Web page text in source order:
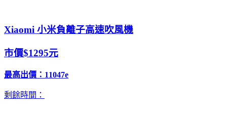
Xiaomi 小米負離子高速吹風機
市價$1295元
最高出價： 11047e
剩餘時間：